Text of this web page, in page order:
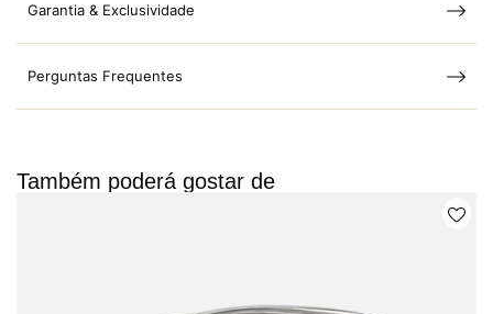
Garantia & Exclusividade
Perguntas Frequentes
Também poderá gostar de